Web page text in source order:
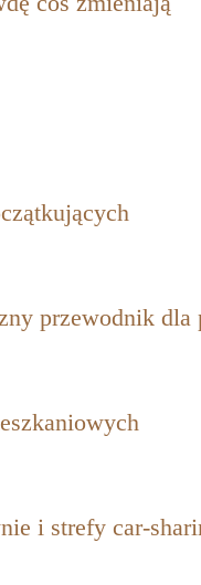
przewodnik dla
i strefy